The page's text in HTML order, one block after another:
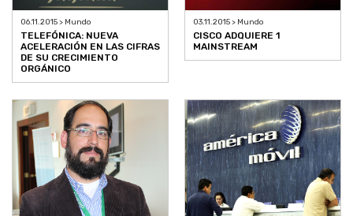
06.11.2015 > Mundo
TELEFÓNICA: NUEVA
ACELERACIÓN EN LAS CIFRAS
DE SU CRECIMIENTO
ORGÁNICO
03.11.2015 > Mundo
CISCO ADQUIERE 1
MAINSTREAM